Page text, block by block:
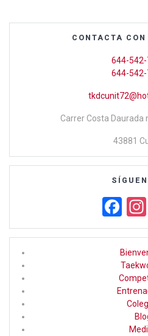
b
o
o
k
er
CONTACTA CON
644-542-
644-542-
Carrer Costa Daurada
43881
F
a
ce
b
o
o
k